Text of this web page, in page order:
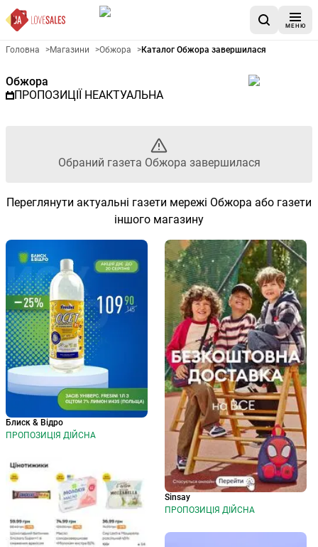
МЕНЮ
Рекламна газета Обжора -
Головна >Магазини >Обжора >Каталог Обжора завершилася
Обжора
ПРОПОЗИЦІЇ НЕАКТУАЛЬНА
Обраний газета Обжора завершилася
Переглянути актуальні газети мережі Обжора або газети
іншого магазину
Блиск & Відро
ПРОПОЗИЦІЯ ДІЙСНА
Sinsay
ПРОПОЗИЦІЯ ДІЙСНА